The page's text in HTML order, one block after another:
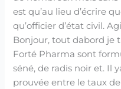
est qu’au lieu d’écrire
qu’officier d’état civil.
Bonjour, tout dabord je
Forté Pharma sont
séné, de radis noir et. Il
prouvée entre le taux